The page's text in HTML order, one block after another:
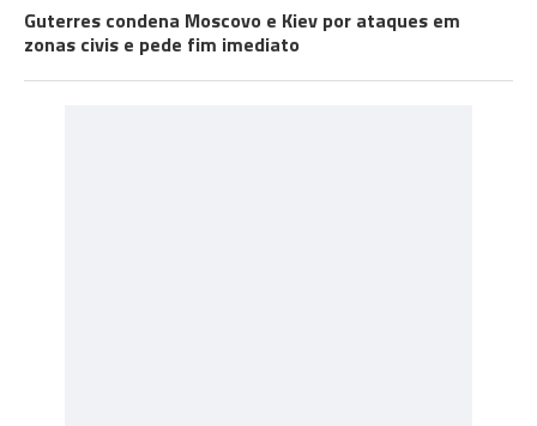
Guterres condena Moscovo e Kiev por ataques em
zonas civis e pede fim imediato